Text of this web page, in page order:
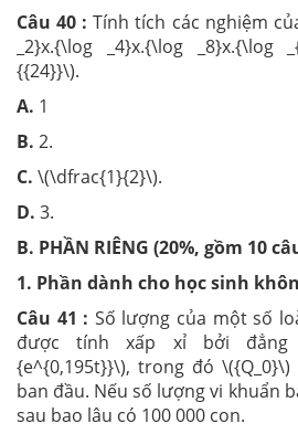
Câu 40 : Tính tích các nghiệm
_2}x.{\log _4}x.{\log _8}x.{\log
{{24}}\).
A. 1
B. 2.
C. \(\dfrac{1}{2}\).
D. 3.
B. PHẦN RIÊNG (20%, gồm 10
1. Phần dành cho học sinh
Câu 41 : Số lượng của một số
được tính xấp xỉ bởi đẳng
{e^{0,195t}}\), trong đó
ban đầu. Nếu số lượng vi khuẩn
sau bao lâu có 100 000 con.